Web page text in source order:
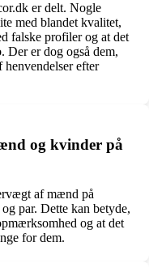
er delt. Nogle
med blandet kvalitet,
falske profiler og at det
Der er dog også dem,
efter
og kvinder på
af mænd på
par. Dette kan betyde,
og at det
for dem.